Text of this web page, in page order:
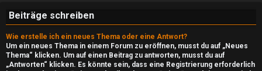
Beiträge schreiben
Wie erstelle ich ein neues Thema oder eine Antwort?
Um ein neues Thema in einem Forum zu eröffnen, musst du auf „Neues
Thema“ klicken. Um auf einen Beitrag zu antworten, musst du auf
„Antworten“ klicken. Es könnte sein, dass eine Registrierung erforderlich
a
y